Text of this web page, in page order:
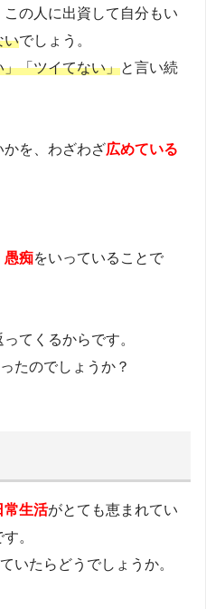
の人に出資して自分もい
いでしょう。
「ツイてない」と言い続
かを、わざわざ広めている
愚痴をいっていることで
てくるからです。
たのでしょうか？
常生活がとても恵まれてい
。
いたらどうでしょうか。